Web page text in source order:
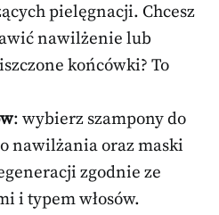
pielęgnacji. Chcesz
nawilżenie lub
końcówki? To
: wybierz szampony do
nawilżania oraz maski
zgodnie ze
i typem włosów.